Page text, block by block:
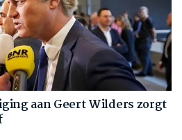
aan Geert Wilders zorgt